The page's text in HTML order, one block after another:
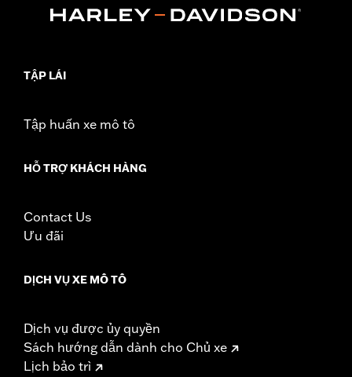
Sold In Units:Each
In the Box:
WARRANTY:1 year limited warranty – Go to
TẬP LÁI
Tập huấn xe mô tô
HỖ TRỢ KHÁCH HÀNG
Contact Us
Ưu đãi
DỊCH VỤ XE MÔ TÔ
Dịch vụ được ủy quyền
Sách hướng dẫn dành cho Chủ xe
Lịch bảo trì